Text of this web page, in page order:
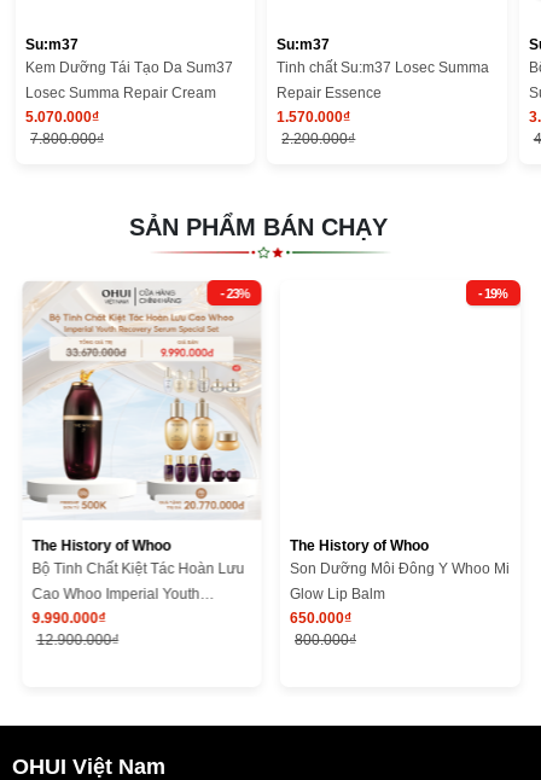
Su:m37
Kem Dưỡng Tái Tạo Da Sum37
Losec Summa Repair Cream
5.070.000₫
7.800.000₫
Su:m37
Tinh chất Su:m37 Losec Summa
Repair Essence
1.570.000₫
2.200.000₫
SẢN PHẨM BÁN CHẠY
- 23%
The History of Whoo
Bộ Tinh Chất Kiệt Tác Hoàn Lưu
Cao Whoo Imperial Youth
Recovery Serum Special Set
9.990.000₫
12.900.000₫
- 19%
The History of Whoo
Son Dưỡng Môi Đông Y Whoo Mi
Glow Lip Balm
650.000₫
800.000₫
OHUI Việt Nam